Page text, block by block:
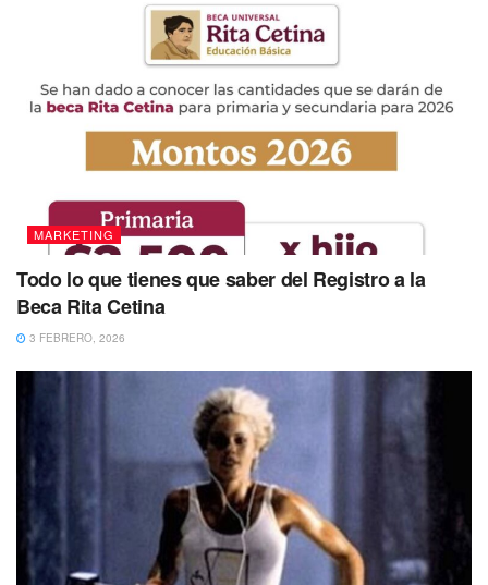
MARKETING
Todo lo que tienes que saber del Registro a la
Beca Rita Cetina
3 FEBRERO, 2026